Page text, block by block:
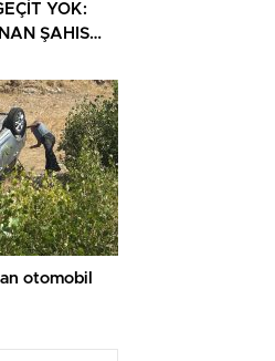
YOK:
ŞAHIS
otomobil